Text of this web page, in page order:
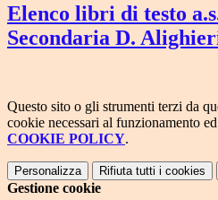
Elenco libri di testo
Secondaria D.
Questo sito o gli strumenti terzi da
cookie necessari al funzionamento
COOKIE POLICY.
Personalizza Rifiuta tutti i cookies
Gestione cookie